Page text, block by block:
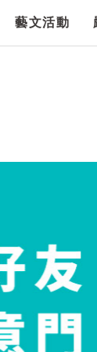
藝文活動